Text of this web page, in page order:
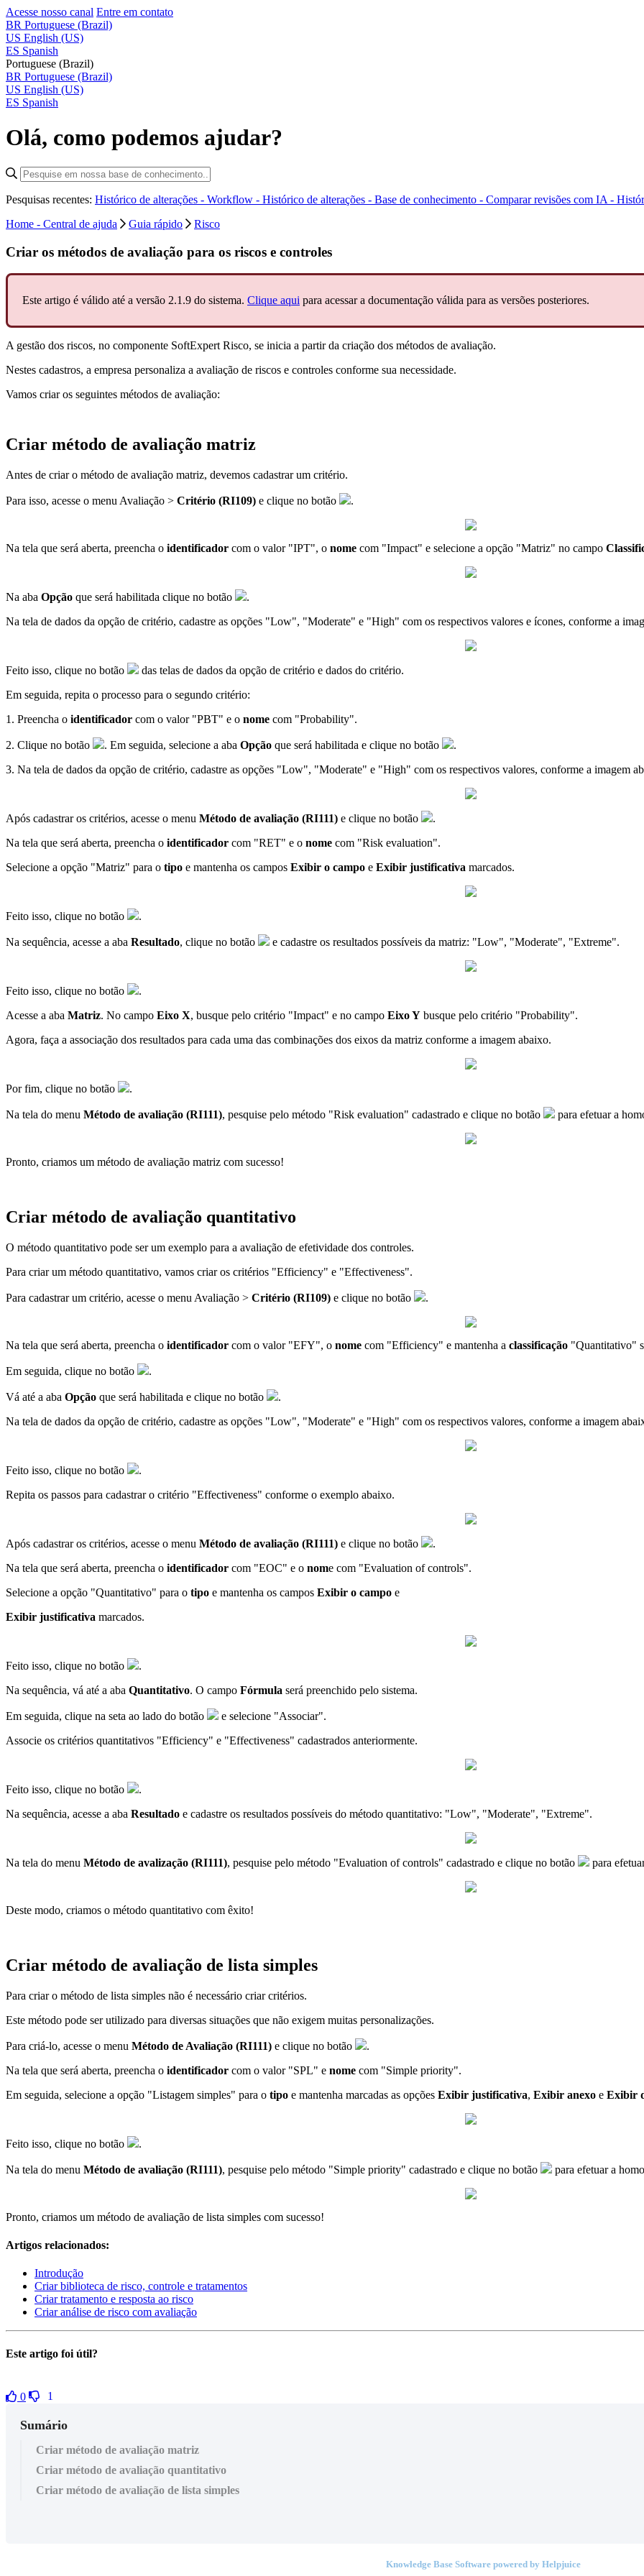
Acesse nosso canal Entre em contato
BR Portuguese (Brazil)
US English (US)
ES Spanish
Portuguese (Brazil)
BR Portuguese (Brazil)
US English (US)
ES Spanish
Olá, como podemos ajudar?
Pesquisas recentes: Histórico de alterações - Workflow - Histórico de alterações - Base de conhecimento - Comparar revisões com IA -
Home - Central de ajuda
Guia rápido Risco
Criar os métodos de avaliação para os riscos e controles
Este artigo é válido até a versão 2.1.9 do sistema. Clique aqui para acessar a documentação válida para as versões posteriores.
A gestão dos riscos, no componente SoftExpert Risco, se inicia a partir da criação dos métodos de avaliação.
Nestes cadastros, a empresa personaliza a avaliação de riscos e controles conforme sua necessidade.
Vamos criar os seguintes métodos de avaliação:
Criar método de avaliação matriz
Antes de criar o método de avaliação matriz, devemos cadastrar um critério.
Para isso, acesse o menu Avaliação > Critério (RI109) e clique no botão .
Na tela que será aberta, preencha o identificador com o valor "IPT", o nome com "Impact" e selecione a opção "Matriz" no campo
Na aba Opção que será habilitada clique no botão
.
Na tela de dados da opção de critério, cadastre as opções "Low", "Moderate" e "High" com os respectivos valores e ícones, conforme a
Feito isso, clique no botão
das telas de dados da opção de critério e dados do critério.
Em seguida, repita o processo para o segundo critério:
1. Preencha o identificador com o valor "PBT" e o nome com "Probability".
2. Clique no botão . Em seguida, selecione a aba Opção que será habilitada e clique no botão
.
3. Na tela de dados da opção de critério, cadastre as opções "Low", "Moderate" e "High" com os respectivos valores, conforme a imagem
Após cadastrar os critérios, acesse o menu Método de avaliação (RI111) e clique no botão
.
Na tela que será aberta, preencha o identificador com "RET" e o nome com "Risk evaluation".
Selecione a opção "Matriz" para o tipo e mantenha os campos Exibir o campo e Exibir justificativa marcados.
Feito isso, clique no botão .
Na sequência, acesse a aba Resultado, clique no botão e cadastre os resultados possíveis da matriz: "Low", "Moderate", "Extreme".
Feito isso, clique no botão
.
Acesse a aba Matriz. No campo Eixo X, busque pelo critério "Impact" e no campo Eixo Y busque pelo critério "Probability".
Agora, faça a associação dos resultados para cada uma das combinações dos eixos da matriz conforme a imagem abaixo.
Por fim, clique no botão .
Na tela do menu Método de avaliação (RI111), pesquise pelo método "Risk evaluation" cadastrado e clique no botão para efetuar a
Pronto, criamos um método de avaliação matriz com sucesso!
Criar método de avaliação quantitativo
O método quantitativo pode ser um exemplo para a avaliação de efetividade dos controles.
Para criar um método quantitativo, vamos criar os critérios "Efficiency" e "Effectiveness".
Para cadastrar um critério, acesse o menu Avaliação > Critério (RI109) e clique no botão .
Na tela que será aberta, preencha o identificador com o valor "EFY", o nome com "Efficiency" e mantenha a classificação "Quantitativo"
Em seguida, clique no botão .
Vá até a aba Opção que será habilitada e clique no botão
.
Na tela de dados da opção de critério, cadastre as opções "Low", "Moderate" e "High" com os respectivos valores, conforme a imagem
Feito isso, clique no botão
.
Repita os passos para cadastrar o critério "Effectiveness" conforme o exemplo abaixo.
Após cadastrar os critérios, acesse o menu Método de avaliação (RI111) e clique no botão
.
Na tela que será aberta, preencha o identificador com "EOC" e o nome com "Evaluation of controls".
Selecione a opção "Quantitativo" para o tipo e mantenha os campos Exibir o campo e
Exibir justificativa marcados.
Feito isso, clique no botão
.
Na sequência, vá até a aba Quantitativo. O campo Fórmula será preenchido pelo sistema.
Em seguida, clique na seta ao lado do botão
e selecione "Associar".
Associe os critérios quantitativos "Efficiency" e "Effectiveness" cadastrados anteriormente.
Feito isso, clique no botão
.
Na sequência, acesse a aba Resultado e cadastre os resultados possíveis do método quantitativo: "Low", "Moderate", "Extreme".
Na tela do menu Método de avalização (RI111), pesquise pelo método "Evaluation of controls" cadastrado e clique no botão para
Deste modo, criamos o método quantitativo com êxito!
Criar método de avaliação de lista simples
Para criar o método de lista simples não é necessário criar critérios.
Este método pode ser utilizado para diversas situações que não exigem muitas personalizações.
Para criá-lo, acesse o menu Método de Avaliação (RI111) e clique no botão
.
Na tela que será aberta, preencha o identificador com o valor "SPL" e nome com "Simple priority".
Em seguida, selecione a opção "Listagem simples" para o tipo e mantenha marcadas as opções Exibir justificativa, Exibir anexo e Exibir
Feito isso, clique no botão .
Na tela do menu Método de avaliação (RI111), pesquise pelo método "Simple priority" cadastrado e clique no botão para efetuar a
Pronto, criamos um método de avaliação de lista simples com sucesso!
Artigos relacionados:
Introdução
Criar biblioteca de risco, controle e tratamentos
Criar tratamento e resposta ao risco
Criar análise de risco com avaliação
Este artigo foi útil?
0 1
Sumário
Criar método de avaliação matriz
Criar método de avaliação quantitativo
Criar método de avaliação de lista simples
Knowledge Base Software powered by Helpjuice